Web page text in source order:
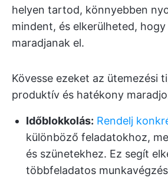
helyen tartod, könnyebben
mindent, és elkerülheted,
maradjanak el.
Kövesse ezeket az ütemezési
produktív és hatékony
Időblokkolás: Rendelj
különböző feladatokhoz,
és szünetekhez. Ez segít
többfeladatos